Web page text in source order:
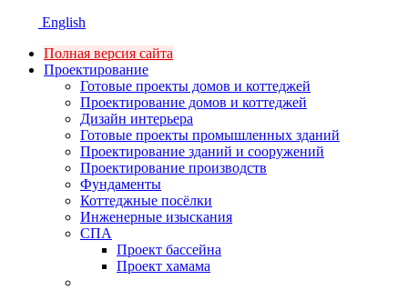
English
Полная версия сайта
Проектирование
Готовые проекты домов и коттеджей
Проектирование домов и коттеджей
Дизайн интерьера
Готовые проекты промышленных зданий
Проектирование зданий и сооружений
Проектирование производств
Фундаменты
Коттеджные посёлки
Инженерные изыскания
СПА
Проект бассейна
Проект хамама